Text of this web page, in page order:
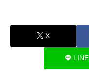
X
LINE